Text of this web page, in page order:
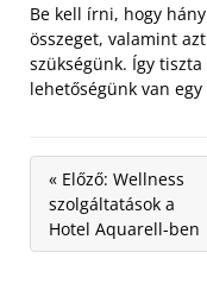
Be kell írni, hogy
összeget, valamint
szükségünk. Így
lehetőségünk van
« Előző: Wellness
szolgáltatások a
Hotel Aquarell-ben